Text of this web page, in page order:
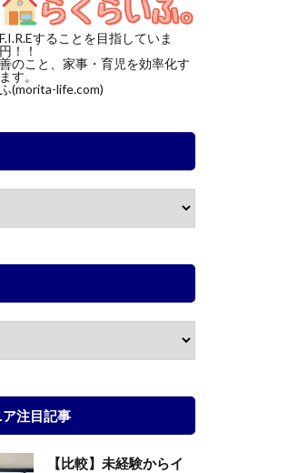
することを目指していま
！！
のこと、家事・育児を効率化す
す。
(morita-life.com)
注目記事
【比較】未経験からイ